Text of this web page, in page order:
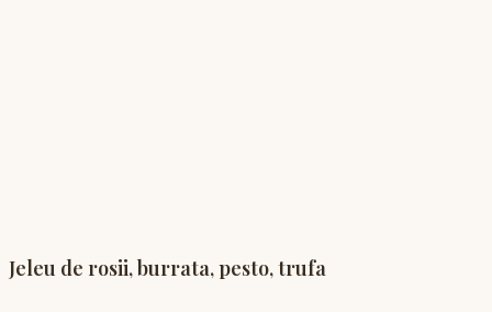
Jeleu de rosii, burrata, pesto, trufa